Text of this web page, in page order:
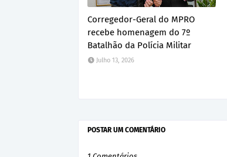
Corregedor-Geral do MPRO
recebe homenagem do 7º
Batalhão da Polícia Militar
Julho 13, 2026
POSTAR UM COMENTÁRIO